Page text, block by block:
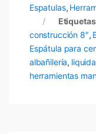
Espatulas,
construcción 8″,
Espátula para
albañilería,
herramientas